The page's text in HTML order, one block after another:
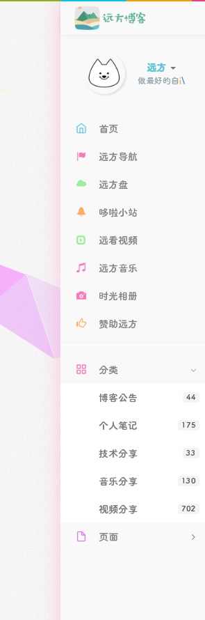
远方
做最好的自己！
首页
远方导航
远方盘
哆啦小站
远看视频
远方音乐
时光相册
赞助远方
分类
44
博客公告
175
个人笔记
33
技术分享
130
音乐分享
702
视频分享
页面